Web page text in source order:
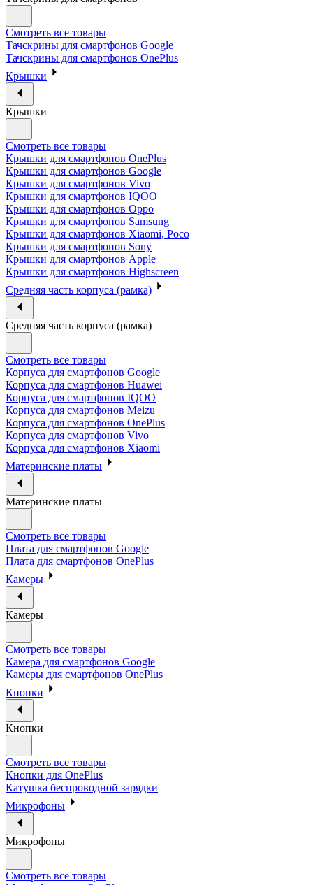
Смотреть все товары
Тачскрины для смартфонов Google
Тачскрины для смартфонов OnePlus
Крышки
Крышки
Смотреть все товары
Крышки для смартфонов OnePlus
Крышки для смартфонов Google
Крышки для смартфонов Vivo
Крышки для смартфонов IQOO
Крышки для смартфонов Oppo
Крышки для смартфонов Samsung
Крышки для смартфонов Xiaomi, Poco
Крышки для смартфонов Sony
Крышки для смартфонов Apple
Крышки для смартфонов Highscreen
Средняя часть корпуса (рамка)
Средняя часть корпуса (рамка)
Смотреть все товары
Корпуса для смартфонов Google
Корпуса для смартфонов Huawei
Корпуса для смартфонов IQOO
Корпуса для смартфонов Meizu
Корпуса для смартфонов OnePlus
Корпуса для смартфонов Vivo
Корпуса для смартфонов Xiaomi
Материнские платы
Материнские платы
Смотреть все товары
Плата для смартфонов Google
Плата для смартфонов OnePlus
Камеры
Камеры
Смотреть все товары
Камера для смартфонов Google
Камеры для смартфонов OnePlus
Кнопки
Кнопки
Смотреть все товары
Кнопки для OnePlus
Катушка беспроводной зарядки
Микрофоны
Микрофоны
Смотреть все товары